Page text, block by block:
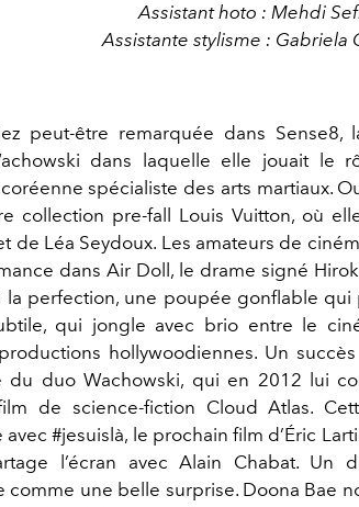
Assistant hoto : Mehdi
Assistante stylisme : Gabriela
peut-être remarquée dans
dans laquelle elle jouait le
coréenne spécialiste des arts martiaux.
collection pre-fall Louis Vuitton, où
de Léa Seydoux. Les amateurs de
dans Air Doll, le drame signé
la perfection, une poupée gonflable qui
qui jongle avec brio entre le
hollywoodiennes. Un
du duo Wachowski, qui en 2012 lui
de science-fiction Cloud Atlas.
avec #jesuislà, le prochain film d’Éric
l’écran avec Alain Chabat. Un
comme une belle surprise. Doona Bae